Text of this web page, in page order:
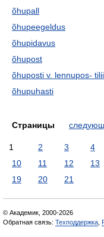
õhupall
õhupeegeldus
õhupidavus
õhupost
õhuposti v. lennupos-
õhupuhasti
Страницы
1 2 3 4
10
11 12 13
19
20 21
© Академик, 2000-2026
Обратная связь: Техподдержка